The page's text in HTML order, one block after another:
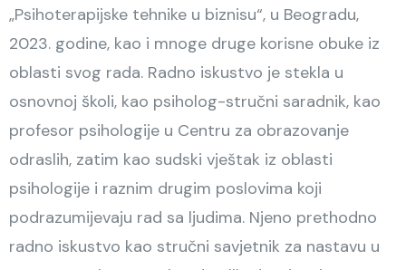
„Psihoterapijske tehnike u biznisu“, u Beogradu,
2023. godine, kao i mnoge druge korisne obuke iz
oblasti svog rada. Radno iskustvo je stekla u
osnovnoj školi, kao psiholog-stručni saradnik, kao
profesor psihologije u Centru za obrazovanje
odraslih, zatim kao sudski vještak iz oblasti
psihologije i raznim drugim poslovima koji
podrazumijevaju rad sa ljudima. Njeno prethodno
radno iskustvo kao stručni savjetnik za nastavu u